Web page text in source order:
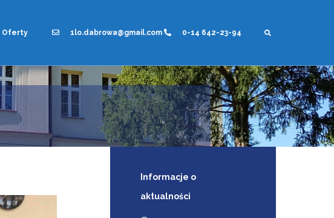
Oferty 1lo.dabrowa@gmail.com 0-14 642-23-94
Informacje o
aktualności